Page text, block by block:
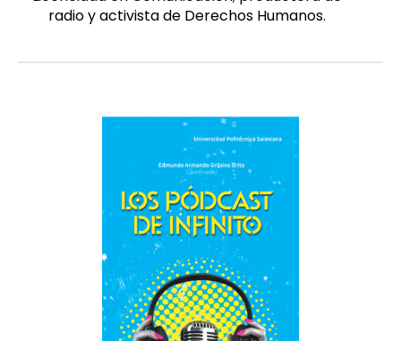
radio y activista de Derechos Humanos.